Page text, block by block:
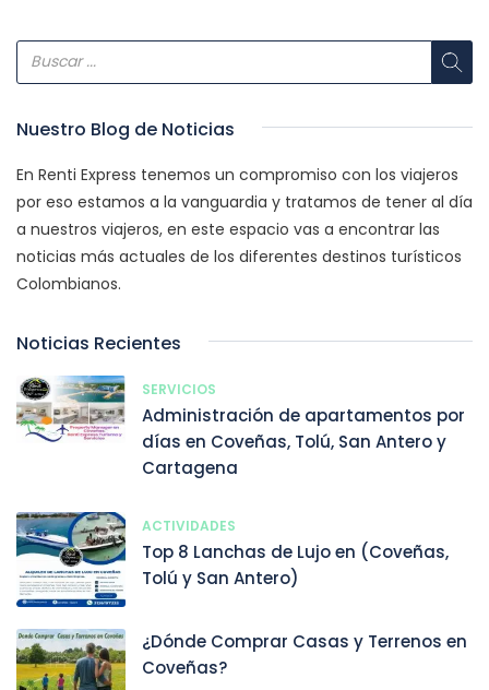
Nuestro Blog de Noticias
En Renti Express tenemos un compromiso con los viajeros
por eso estamos a la vanguardia y tratamos de tener al día
a nuestros viajeros, en este espacio vas a encontrar las
noticias más actuales de los diferentes destinos turísticos
Colombianos.
Noticias Recientes
SERVICIOS
Administración de apartamentos por
días en Coveñas, Tolú, San Antero y
Cartagena
ACTIVIDADES
Top 8 Lanchas de Lujo en (Coveñas,
Tolú y San Antero)
¿Dónde Comprar Casas y Terrenos en
Coveñas?